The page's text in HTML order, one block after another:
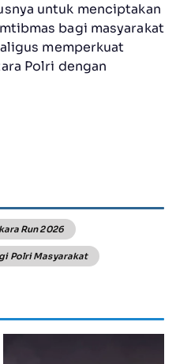
untuk menciptakan
bagi masyarakat
memperkuat
Polri dengan
Run 2026
Polri Masyarakat